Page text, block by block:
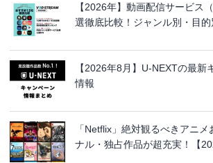
【2026年】動画配信サービス
選徹底比較！ジャンル別・目
【2026年8月】U-NEXTの最新
情報
「Netflix」絶対観るべきアニ
ナル・独占作品が超充実！【